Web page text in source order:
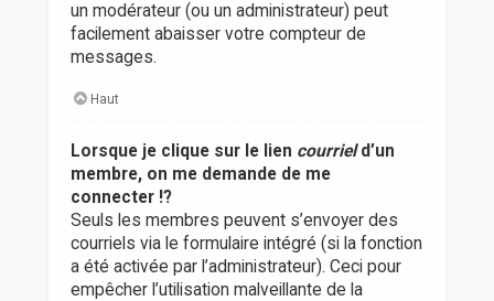
un modérateur (ou un administrateur) peut
facilement abaisser votre compteur de
messages.
Haut
Lorsque je clique sur le lien courrield’un
membre, on me demande de me
connecter !?
Seuls les membres peuvent s’envoyer des
courriels via le formulaire intégré (si la fonction
a été activée par l’administrateur). Ceci pour
empêcher l’utilisation malveillante de la